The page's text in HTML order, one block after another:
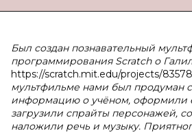
Был создан познавательный
программирования Scratch о
https://scratch.mit.edu/projects/
мультфильме нами был продуман
информацию о учёном, оформили
загрузили спрайты персонажей,
наложили речь и музыку.